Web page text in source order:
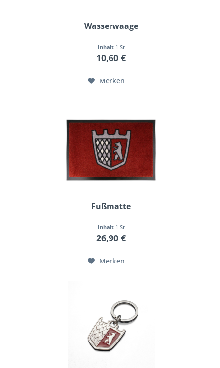
Wasserwaage
Inhalt 1 St
10,60 €
Merken
Fußmatte
Inhalt 1 St
26,90 €
Merken